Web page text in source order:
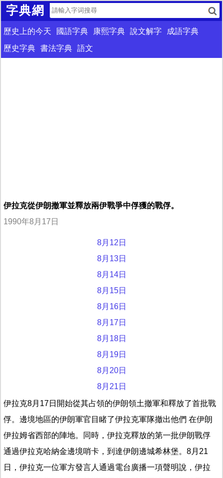
字典網
歷史上的今天 國語字典 康熙字典 說文解字
成語字典
歷史字典 書法字典 語文
伊拉克從伊朗撤軍並釋放兩伊戰爭中俘獲的戰俘。
1990年8月17日
8月12日
8月13日
8月14日
8月15日
8月16日
8月17日
8月18日
8月19日
8月20日
8月21日
伊拉克8月17日開始從其占領的伊朗領土撤軍和釋放了首批戰
俘。邊境地區的伊朗軍官目睹了伊拉克軍隊撤出他們 在伊朗
伊拉姆省西部的陣地。同時，伊拉克釋放的第一批伊朗戰俘
通過伊拉克哈納金邊境哨卡，到達伊朗邊城希林堡。8月21
日，伊拉克一位軍方發言人通過電台廣播一項聲明說，伊拉